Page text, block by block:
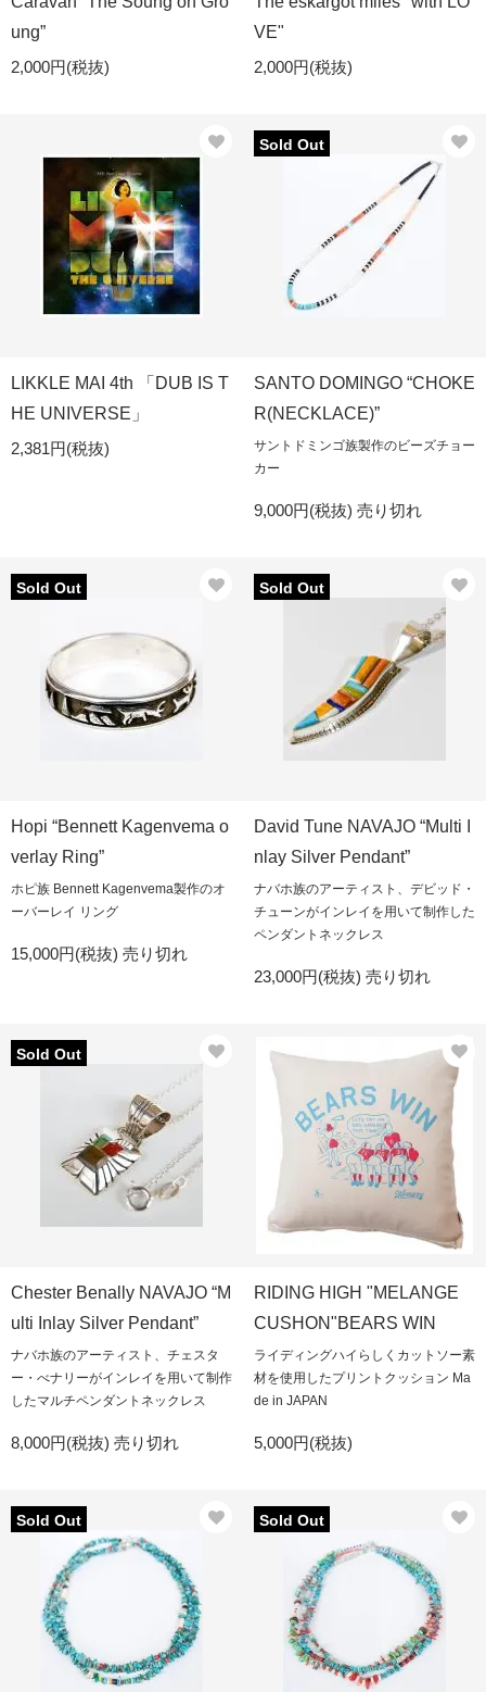
ung”
2,000円(税抜)
VE"
2,000円(税抜)
LIKKLE MAI 4th 「DUB IS T
HE UNIVERSE」
2,381円(税抜)
Sold Out
SANTO DOMINGO “CHOKE
R(NECKLACE)”
サントドミンゴ族製作のビーズチョー
カー
9,000円(税抜) 売り切れ
Sold Out
Hopi “Bennett Kagenvema o
verlay Ring”
ホピ族 Bennett Kagenvema製作のオ
ーバーレイ リング
15,000円(税抜) 売り切れ
Sold Out
David Tune NAVAJO “Multi I
nlay Silver Pendant”
ナバホ族のアーティスト、デビッド・
チューンがインレイを用いて制作した
ペンダントネックレス
23,000円(税抜) 売り切れ
Sold Out
Chester Benally NAVAJO “M
ulti Inlay Silver Pendant”
ナバホ族のアーティスト、チェスタ
ー・べナリーがインレイを用いて制作
したマルチペンダントネックレス
8,000円(税抜) 売り切れ
RIDING HIGH "MELANGE
CUSHON"BEARS WIN
ライディングハイらしくカットソー素
材を使用したプリントクッション Ma
de in JAPAN
5,000円(税抜)
Sold Out Sold Out